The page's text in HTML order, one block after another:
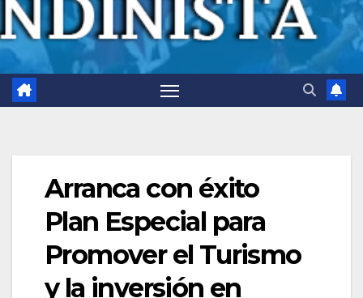
Arranca con éxito
Plan Especial para
Promover el Turismo
y la inversión en